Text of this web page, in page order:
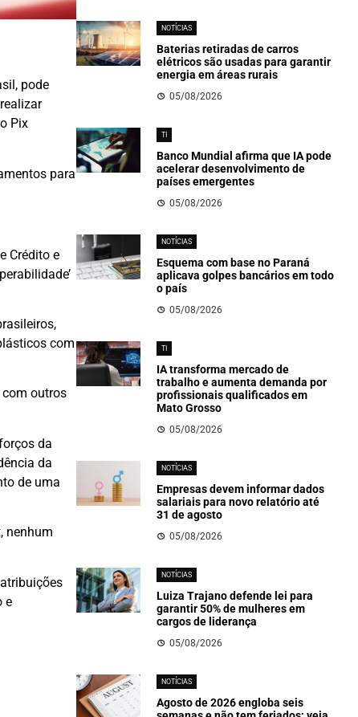
pode
Pix
para
Crédito e
com
com outros
da
da
de uma
nenhum
e
NOTÍCIAS
Baterias retiradas de carros
elétricos são usadas para garantir
energia em áreas rurais
05/08/2026
TI
Banco Mundial afirma que IA pode
acelerar desenvolvimento de
países emergentes
05/08/2026
NOTÍCIAS
Esquema com base no Paraná
aplicava golpes bancários em todo
o país
05/08/2026
TI
IA transforma mercado de
trabalho e aumenta demanda por
profissionais qualificados em
Mato Grosso
05/08/2026
NOTÍCIAS
Empresas devem informar dados
salariais para novo relatório até
31 de agosto
05/08/2026
NOTÍCIAS
Luiza Trajano defende lei para
garantir 50% de mulheres em
cargos de liderança
05/08/2026
NOTÍCIAS
Agosto de 2026 engloba seis